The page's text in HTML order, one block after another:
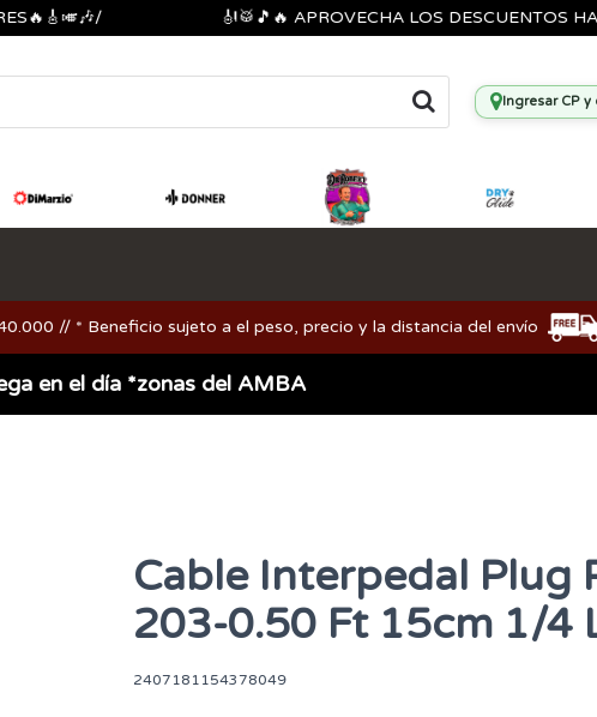
🎻🥁🎵🔥 APROVECHA LOS DESCUENTOS
Ingresar CP y
// * Beneficio sujeto a el peso, precio y la distancia del envío
en el día *zonas del AMBA
Cable Interpedal Plug
203-0.50 Ft 15cm 1/4
2407181154378049